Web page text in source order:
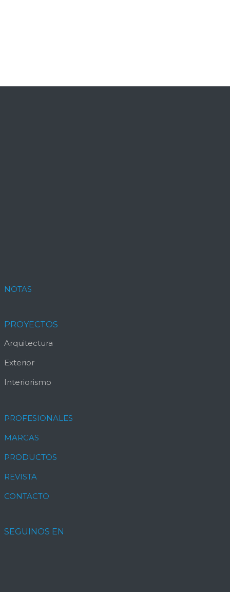
NOTAS
PROYECTOS
Arquitectura
Exterior
Interiorismo
PROFESIONALES
MARCAS
PRODUCTOS
REVISTA
CONTACTO
SEGUINOS EN